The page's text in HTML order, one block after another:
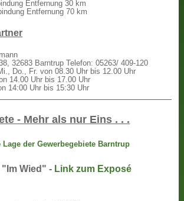
Entfernung 30 km
Entfernung 70 km
32683 Barntrup Telefon: 05263/ 409-120
Do., Fr. von 08.30 Uhr bis 12.00 Uhr
14.00 Uhr bis 17.00 Uhr
14:00 Uhr bis 15:30 Uhr
- Mehr als nur Eins . . .
Wied" - Link zum Exposé